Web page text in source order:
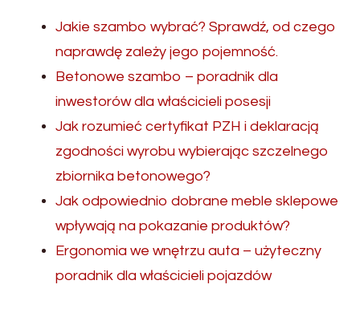
Jakie szambo wybrać? Sprawdź, od czego
naprawdę zależy jego pojemność.
Betonowe szambo – poradnik dla
inwestorów dla właścicieli posesji
Jak rozumieć certyfikat PZH i deklaracją
zgodności wyrobu wybierając szczelnego
zbiornika betonowego?
Jak odpowiednio dobrane meble sklepowe
wpływają na pokazanie produktów?
Ergonomia we wnętrzu auta – użyteczny
poradnik dla właścicieli pojazdów